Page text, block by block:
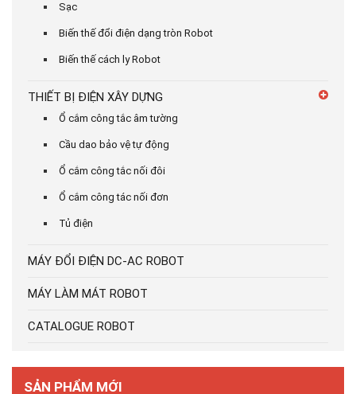
Sạc
Biến thế đổi điện dạng tròn Robot
Biến thế cách ly Robot
THIẾT BỊ ĐIỆN XÂY DỰNG
Ổ cắm công tắc âm tường
Cầu dao bảo vệ tự động
Ổ cắm công tắc nối đôi
Ổ cắm công tác nối đơn
Tủ điện
MÁY ĐỔI ĐIỆN DC-AC ROBOT
MÁY LÀM MÁT ROBOT
CATALOGUE ROBOT
SẢN PHẨM MỚI